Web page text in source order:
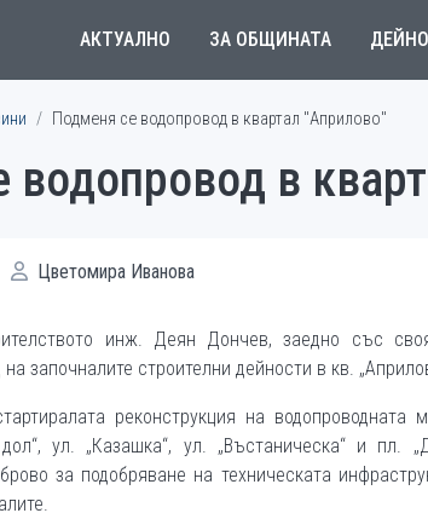
АКТУАЛНО ЗА ОБЩИНАТА
Подменя се водопровод в квартал "Априлово"
водопровод в
Цветомира Иванова
инж. Деян Дончев, заедно със
започналите строителни дейности в кв.
реконструкция на
ул. „Казашка“, ул. „Въстаническа“ и пл.
за подобряване на техническата